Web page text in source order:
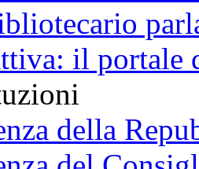
il portale
della